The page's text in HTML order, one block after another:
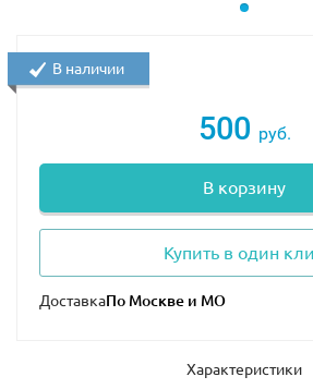
Джабба Хатт
500 руб.
В корзину
Купить в один
Доставка
В наличии
Характеристики